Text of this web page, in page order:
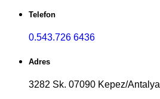
Telefon
0.543.726 6436
Adres
3282 Sk. 07090 Kepez/Antalya